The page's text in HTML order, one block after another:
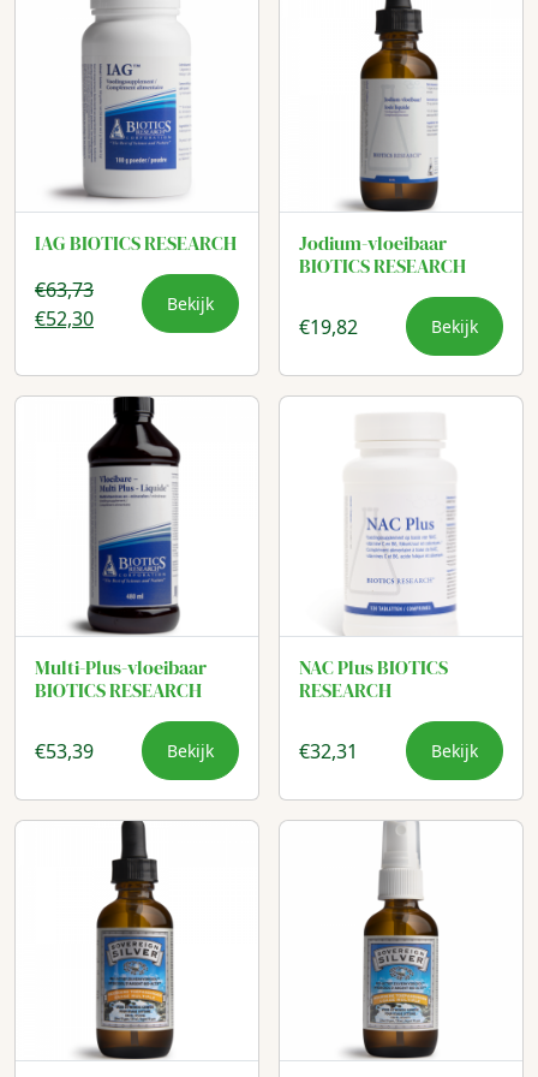
IAG BIOTICS RESEARCH
€63,73
Oorspronkelijke
was:
€63,73.
€52,30Huidige
is:
€52,30.
Bekijk
Jodium-vloeibaar
BIOTICS RESEARCH
€19,82 Bekijk
Multi-Plus-vloeibaar
BIOTICS RESEARCH
€53,39 Bekijk
NAC Plus BIOTICS
RESEARCH
€32,31 Bekijk